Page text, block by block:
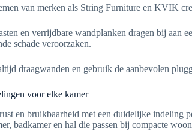
van merken als String Furniture en KVIK
en verrijdbare wandplanken dragen bij
schade veroorzaken.
draagwanden en gebruik de aanbevolen
voor elke kamer
en bruikbaarheid met een duidelijke indeling
badkamer en hal die passen bij compacte